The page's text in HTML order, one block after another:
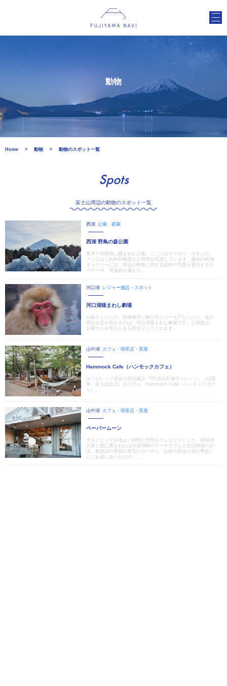
動物
Home 動物 動物のスポット一覧
Spots
富士山周辺の動物のスポット一覧
西湖 公園・庭園
西湖 野鳥の森公園
青木ケ原樹海に囲まれた公園。ここにはヤマガラ、ホオジロ、
メジロはじめ約60種類もの野鳥が生息しています。園内の樹海
ギャラリーには、周辺の動物に関する資料や写真を展示するコ
ーナーや、望遠鏡を備えた...
河口湖 レジャー施設・スポット
河口湖猿まわし劇場
お猿さんたちの、縦横無尽に駆け回りユーモアたっぷり、迫力
満点な芸が見れるのは、河口湖猿まわし劇場です。公演後は、
お猿さんが皆さんをお見送りしてくれます。
山中湖 カフェ・喫茶店・茶屋
Hammock Cafe（ハンモックカフェ）
エコビレッジ併設の宿泊施設『PICA山中湖ヴィレッジ』（山梨
県・富士山近辺）のカフェ、Hammock Café（ハンモックカフ
ェ）。
山中湖 カフェ・喫茶店・茶屋
ペーパームーン
大人にとって心地よい時間と空間をコンセプトにした、2600坪
の森と庭に囲まれた山中湖湖畔のケーキカフェと生活雑貨のお
店。敷地内の季節の草花のガーデン、自然の樹木の花が季節ご
とにお楽しみいただけ、...